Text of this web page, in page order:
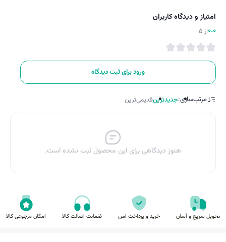
امتیاز و دیدگاه کاربران
0.0از 5
ورود برای ثبت دیدگاه
مرتب‌سازی:جدیدترینقدیمی‌ترین
هنوز دیدگاهی برای این محصول ثبت نشده است.
تحویل سریع و آسان خرید و پرداخت امن ضمانت اصالت کالا امکان مرجوعی کالا